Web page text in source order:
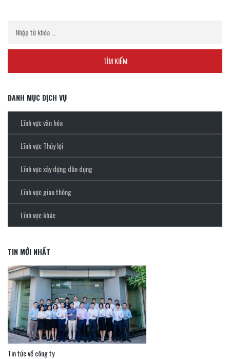
DANH MỤC DỊCH VỤ
Lĩnh vực văn hóa
Lĩnh vực Thủy lợi
Lĩnh vực xây dựng dân dụng
Lĩnh vực giao thông
Lĩnh vực khác
TIN MỚI NHẤT
Tin tức về công ty